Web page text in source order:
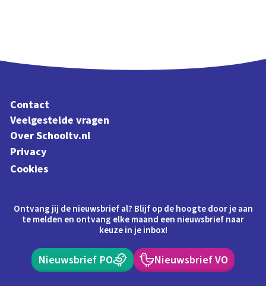
Contact
Veelgestelde vragen
Over Schooltv.nl
Privacy
Cookies
Ontvang jij de nieuwsbrief al? Blijf op de hoogte door je aan
te melden en ontvang elke maand een nieuwsbrief naar
keuze in je inbox!
Nieuwsbrief PO Nieuwsbrief VO